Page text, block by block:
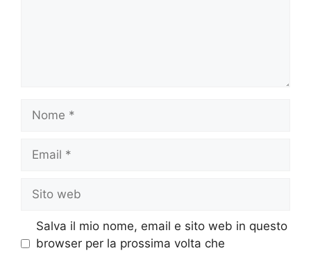
web
Salva il mio nome, email e sito web in questo
browser per la prossima volta che